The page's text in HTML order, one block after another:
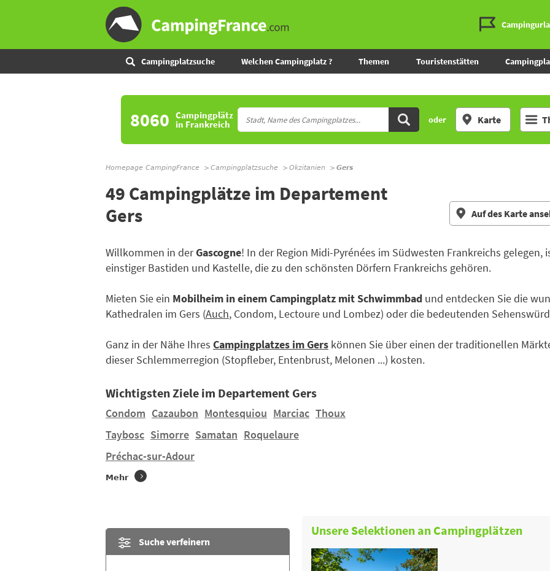
Campingplatzsuche Welchen Campingplatz ? Themen Touristenstätten
8060 Campingplätz
in Frankreich oder Karte
Homepage CampingFrance Campingplatzsuche Okzitanien Gers
49 Campingplätze im Departement
Gers
Auf des Karte
Willkommen in derGascogne! In der Region Midi-Pyrénées im Südwesten Frankreichs gelegen,
einstiger Bastiden und Kastelle, die zu den schönsten Dörfern Frankreichs gehören.
Mieten Sie ein Mobilheim in einem Campingplatz mit Schwimmbad und entdecken Sie die
Kathedralen im Gers (Auch, Condom, Lectoure und Lombez) oder die bedeutenden
Ganz in der Nähe Ihres Campingplatzes im Gers können Sie über einen der traditionellen
dieser Schlemmerregion (Stopfleber, Entenbrust, Melonen ...) kosten.
Wichtigsten Ziele im Departement Gers
Condom Cazaubon Montesquiou Marciac Thoux
Taybosc Simorre Samatan Roquelaure
Préchac-sur-Adour
Mehr
Suche verfeinern
Unsere Selektionen an Campingplätzen